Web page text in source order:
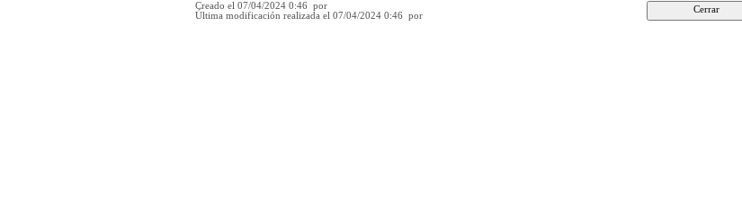
Creado el 07/04/2024 0:46 por
Última modificación realizada el 07/04/2024 0:46 por